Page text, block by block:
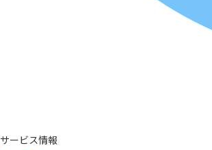
サービス情報